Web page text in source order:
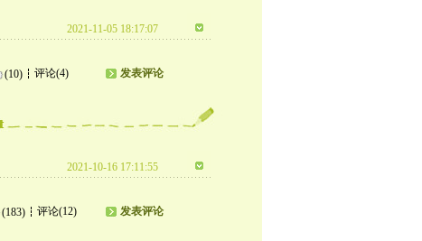
2021-11-05 18:17:07
(10) 评论(4) 发表评论
2021-10-16 17:11:55
(183) 评论(12) 发表评论